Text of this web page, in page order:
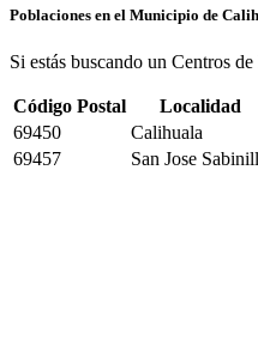
Poblaciones en el Municipio de
Si estás buscando un Centros
Código Postal
Localidad
69450
Calihuala
69457
San Jose